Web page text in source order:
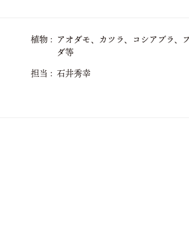
植物
アオダモ、カツラ、コシアブラ、
ダ等
担当
石井秀幸